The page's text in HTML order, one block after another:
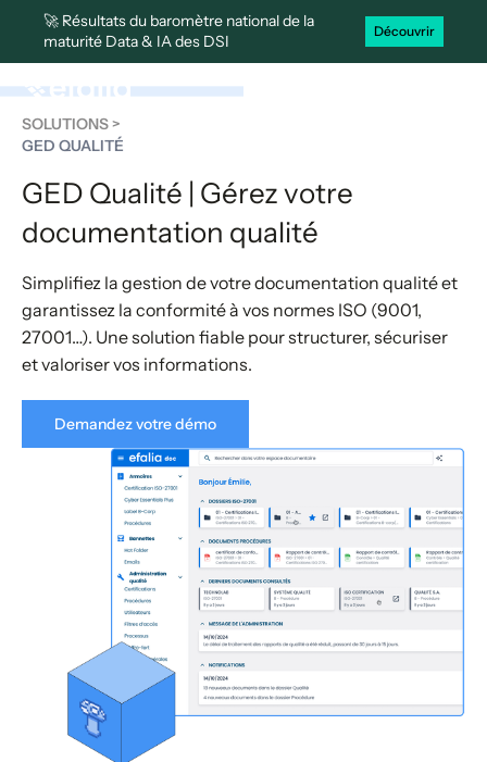
🚀 Résultats du baromètre national de la
maturité Data & IA des DSI
Découvrir
SOLUTIONS >
GED QUALITÉ
GED Qualité | Gérez votre
documentation qualité
Simplifiez la gestion de votre documentation qualité et
garantissez la conformité à vos normes ISO (9001,
27001…). Une solution fiable pour structurer, sécuriser
et valoriser vos informations.
Demandez votre démo